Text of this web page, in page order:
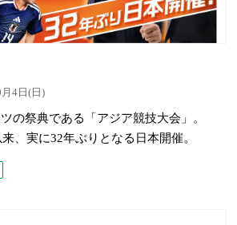
4日(日)
の祭典である「アジア競技大会」。
、実に32年ぶりとなる日本開催。